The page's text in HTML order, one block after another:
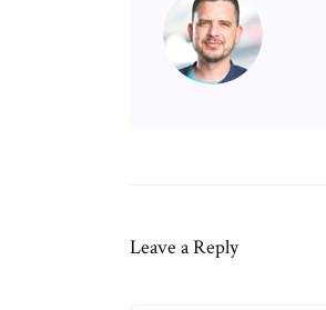
Leave a Reply